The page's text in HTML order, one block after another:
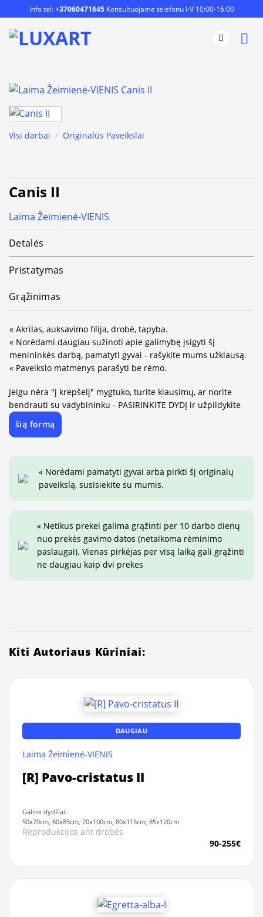
to
content
Info tel:+37060471645Konsultuojame telefonu I-V 10:00-16:00
Visi darbai / Originalūs Paveikslai
Canis II
Laima Žeimienė-VIENIS
Detalės
Pristatymas
Grąžinimas
« Akrilas, auksavimo filija, drobė, tapyba.
« Norėdami daugiau sužinoti apie galimybę įsigyti šį
menininkės darbą, pamatyti gyvai - rašykite mums užklausą.
« Paveikslo matmenys parašyti be rėmo.
Jeigu nėra "į krepšelį" mygtuko, turite klausimų, ar norite
bendrauti su vadybininku - PASIRINKITE DYDĮ ir užpildykite
šią formą
« Norėdami pamatyti gyvai arba pirkti šį originalų
paveikslą, susisiekite su mumis.
« Netikus prekei galima grąžinti per 10 darbo dienų
nuo prekės gavimo datos (netaikoma rėminimo
paslaugai). Vienas pirkėjas per visą laiką gali grąžinti
ne daugiau kaip dvi prekes
Kiti Autoriaus Kūriniai:
DAUGIAU
Laima Žeimienė-VIENIS
[R] Pavo-cristatus II
Galimi dydžiai:
50x70cm, 60x85cm, 70x100cm, 80x115cm, 85x120cm
Reprodukcijos ant drobės
90-255€